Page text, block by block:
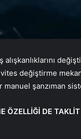
değiştirme
şanzıman
ÖZELLİĞİ DE TAKLİT